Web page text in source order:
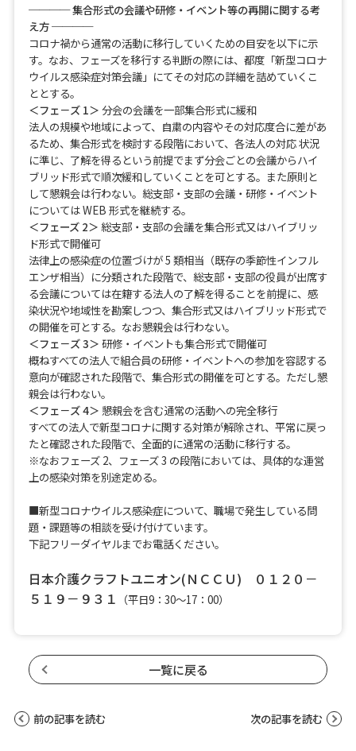
──── 集合形式の会議や研修・イベント等の再開に関する考
え方 ────
コロナ禍から通常の活動に移行していくための目安を以下に示
す。なお、フェーズを移行する判断の際には、都度「新型コロナ
ウイルス感染症対策会議」にてその対応の詳細を詰めていくこ
ととする。
＜フェ－ズ 1＞ 分会の会議を一部集合形式に緩和
法人の規模や地域によって、自粛の内容やその対応度合に差があ
るため、集合形式を検討する段階において、各法人の対応 状況
に準じ、了解を得るという前提でまず分会ごとの会議からハイ
ブリッド形式で順次緩和していくことを可とする。また原則と
して懇親会は行わない。総支部・支部の会議・研修・イベント
については WEB 形式を継続する。
＜フェーズ 2＞ 総支部・支部の会議を集合形式又はハイブリッ
ド形式で開催可
法律上の感染症の位置づけが 5 類相当（既存の季節性インフル
エンザ相当）に分類された段階で、総支部・支部の役員が出席す
る会議については在籍する法人の了解を得ることを前提に、感
染状況や地域性を勘案しつつ、集合形式又はハイブリッド形式で
の開催を可とする。なお懇親会は行わない。
＜フェ－ズ 3＞ 研修・イベントも集合形式で開催可
概ねすべての法人で組合員の研修・イベントへの参加を容認する
意向が確認された段階で、集合形式の開催を可とする。ただし懇
親会は行わない。
＜フェ－ズ 4＞ 懇親会を含む通常の活動への完全移行
すべての法人で新型コロナに関する対策が解除され、平常に戻っ
たと確認された段階で、全面的に通常の活動に移行する。
※なおフェーズ 2、フェーズ 3 の段階においては、具体的な運営
上の感染対策を別途定める。
■新型コロナウイルス感染症について、職場で発生している問
題・課題等の相談を受け付けています。
下記フリーダイヤルまでお電話ください。
日本介護クラフトユニオン(ＮＣＣＵ) ０１２０－
５１９－９３１ （平日9：30～17：00）
一覧に戻る
前の記事を読む 次の記事を読む